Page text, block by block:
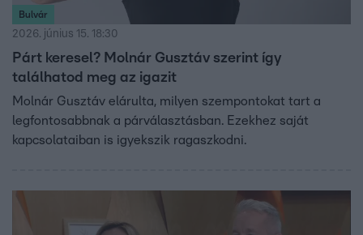
Bulvár
2026. június 15. 18:30
Párt keresel? Molnár Gusztáv szerint így
találhatod meg az igazit
Molnár Gusztáv elárulta, milyen szempontokat tart a
legfontosabbnak a párválasztásban. Ezekhez saját
kapcsolataiban is igyekszik ragaszkodni.